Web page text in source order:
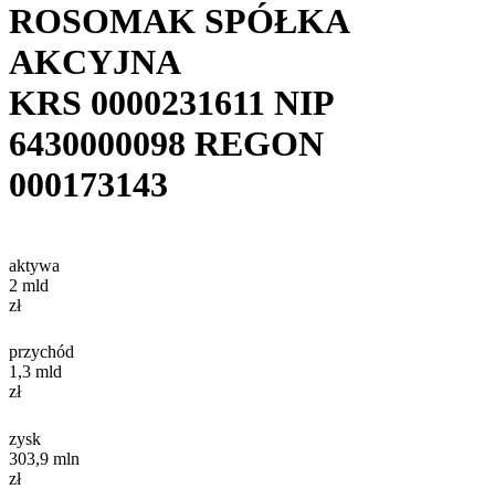
ROSOMAK SPÓŁKA
AKCYJNA
KRS 0000231611 NIP
6430000098 REGON
000173143
aktywa
2 mld
zł
przychód
1,3 mld
zł
zysk
303,9 mln
zł